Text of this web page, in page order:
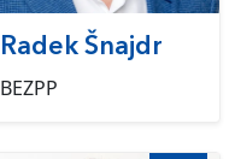
Radek Šnajdr
BEZPP